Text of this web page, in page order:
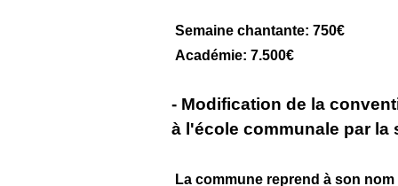
Semaine chantante: 750€
Académie: 7.500€
- Modification de la
à l'école communale par
La commune reprend à son